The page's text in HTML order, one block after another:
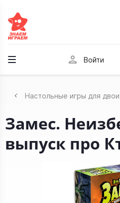
person Войти
Настольные игры для
Замес.
выпуск про